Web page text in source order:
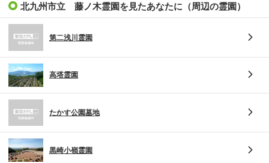
北九州市立 藤ノ木霊園を見たあなたに（周辺の霊園）
第二浅川霊園
高塔霊園
たかす公園墓地
黒崎小嶺霊園